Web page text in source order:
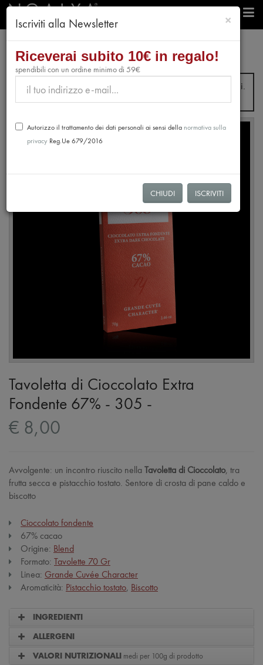
Tavoletta di Cioccolato Extra Fondente 67% - 305 -
Dal 31 Luglio fino al 28 Agosto non verranno evasi ordini.
Tavoletta di Cioccolato Extra
Fondente 67% - 305 -
€ 8,00
Avvolgente: un incontro riuscito nellaTavoletta di Cioccolato, tra
frutta secca e pistacchio tostato. Sentore di crosta di pane caldo e
biscotto
Cioccolato fondente
67% cacao
Origine: Blend
Formato: Tavolette 70 Gr
Linea: Grande Cuvée Character
Aromaticità: Pistacchio tostato, Biscotto
INGREDIENTI
ALLERGENI
VALORI NUTRIZIONALI medi per 100g di prodotto
× chiudi
Iscriviti alla Newsletter
Riceverai subito 10€ in regalo!
spendibili con un ordine minimo di 59€
Autorizzo il trattamento dei dati personali ai sensi dellanormativa sulla
privacy Reg.Ue 679/2016
CHIUDI ISCRIVITI